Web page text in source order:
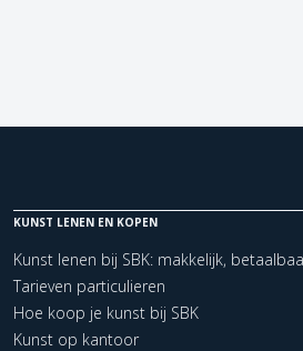
KUNST LENEN EN KOPEN
Kunst lenen bij SBK: makkelijk,
Tarieven particulieren
Hoe koop je kunst bij SBK
Kunst op kantoor